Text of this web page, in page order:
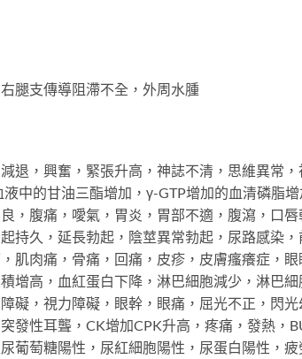
腿支傳導阻滯不全，外周水腫
退，興奮，緊張升高，神誌不清，思維異常
中的甘油三酯增加，γ-GTP增加的血清磷脂
腹痛，噯氣，胃炎，胃部不適，腹瀉，口唇
持久，延長勃起，陰莖異常勃起，尿路感染
肉痛，骨痛，回痛，皮疹，皮膚瘙癢症，
增高，血紅蛋白下降，淋巴細胞減少，淋巴
，視力障礙，眼幹，眼痛，屈光不正，閃光
發性耳聾，CK增加CPK升高，疼痛，發熱，
葡萄糖陽性，尿紅細胞陽性，尿蛋白陽性，